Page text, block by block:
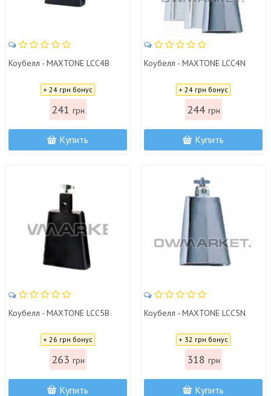
Коубелл - MAXTONE LCC4B
+ 24 грн бонус
241 грн
Купить
Коубелл - MAXTONE LCC4N
+ 24 грн бонус
244 грн
Купить
Коубелл - MAXTONE LCC5B
+ 26 грн бонус
263 грн
Купить
Коубелл - MAXTONE LCC5N
+ 32 грн бонус
318 грн
Купить